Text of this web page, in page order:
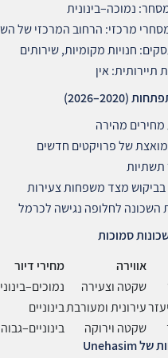
נמוכה–בינונית
מרכזי: הרחוב המרכזי של
חנויות מקומיות, שירותים
תיירותית: אין
(2020–2026)
מחירים מהירה
מואצת של פרויקטים חדשים
תשתיות
בביקוש מצד משפחות צעירות
השכונה לחלופה נגישה לכרמל
סמוכות
אווירה מחירי דיור
שקטה וצעירה
עירונית ומעורבתבינוניים
שקטה וירוקה
שלUnehasim